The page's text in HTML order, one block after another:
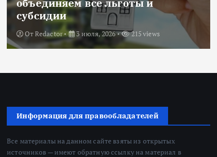
объединяем все льготы и
субсидии
ОтRedactor 3 июля, 2026 215 views
Информация для правообладателей
Все материалы на данном сайте взяты из открытых
источников — имеют обратную ссылку на материал в